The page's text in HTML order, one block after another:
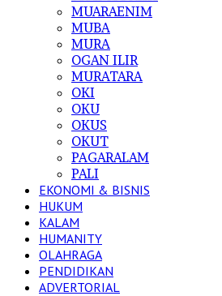
MUARAENIM
MUBA
MURA
OGAN ILIR
MURATARA
OKI
OKU
OKUS
OKUT
PAGARALAM
PALI
EKONOMI & BISNIS
HUKUM
KALAM
HUMANITY
OLAHRAGA
PENDIDIKAN
ADVERTORIAL